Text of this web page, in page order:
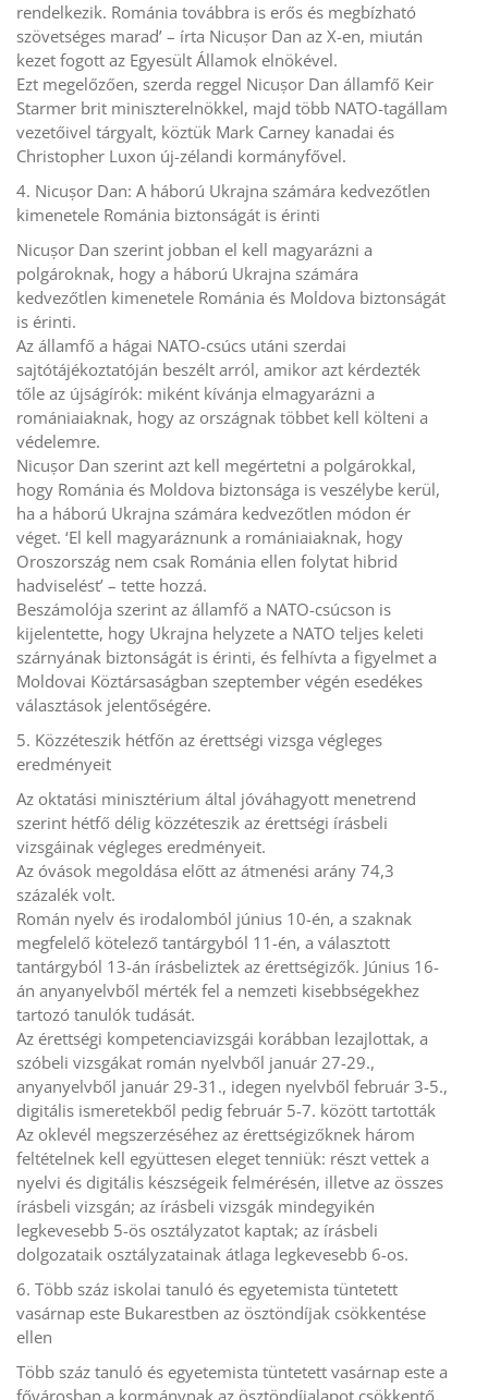
rendelkezik. Románia továbbra is erős és megbízható
szövetséges marad’ – írta Nicușor Dan az X-en, miután
kezet fogott az Egyesült Államok elnökével.
Ezt megelőzően, szerda reggel Nicușor Dan államfő Keir
Starmer brit miniszterelnökkel, majd több NATO-tagállam
vezetőivel tárgyalt, köztük Mark Carney kanadai és
Christopher Luxon új-zélandi kormányfővel.
4. Nicușor Dan: A háború Ukrajna számára kedvezőtlen
kimenetele Románia biztonságát is érinti
Nicușor Dan szerint jobban el kell magyarázni a
polgároknak, hogy a háború Ukrajna számára
kedvezőtlen kimenetele Románia és Moldova biztonságát
is érinti.
Az államfő a hágai NATO-csúcs utáni szerdai
sajtótájékoztatóján beszélt arról, amikor azt kérdezték
tőle az újságírók: miként kívánja elmagyarázni a
romániaiaknak, hogy az országnak többet kell költeni a
védelemre.
Nicușor Dan szerint azt kell megértetni a polgárokkal,
hogy Románia és Moldova biztonsága is veszélybe kerül,
ha a háború Ukrajna számára kedvezőtlen módon ér
véget. ‘El kell magyaráznunk a romániaiaknak, hogy
Oroszország nem csak Románia ellen folytat hibrid
hadviselést’ – tette hozzá.
Beszámolója szerint az államfő a NATO-csúcson is
kijelentette, hogy Ukrajna helyzete a NATO teljes keleti
szárnyának biztonságát is érinti, és felhívta a figyelmet a
Moldovai Köztársaságban szeptember végén esedékes
választások jelentőségére.
5. Közzéteszik hétfőn az érettségi vizsga végleges
eredményeit
Az oktatási minisztérium által jóváhagyott menetrend
szerint hétfő délig közzéteszik az érettségi írásbeli
vizsgáinak végleges eredményeit.
Az óvások megoldása előtt az átmenési arány 74,3
százalék volt.
Román nyelv és irodalomból június 10-én, a szaknak
megfelelő kötelező tantárgyból 11-én, a választott
tantárgyból 13-án írásbeliztek az érettségizők. Június 16-
án anyanyelvből mérték fel a nemzeti kisebbségekhez
tartozó tanulók tudását.
Az érettségi kompetenciavizsgái korábban lezajlottak, a
szóbeli vizsgákat román nyelvből január 27-29.,
anyanyelvből január 29-31., idegen nyelvből február 3-5.,
digitális ismeretekből pedig február 5-7. között tartották
Az oklevél megszerzéséhez az érettségizőknek három
feltételnek kell együttesen eleget tenniük: részt vettek a
nyelvi és digitális készségeik felmérésén, illetve az összes
írásbeli vizsgán; az írásbeli vizsgák mindegyikén
legkevesebb 5-ös osztályzatot kaptak; az írásbeli
dolgozataik osztályzatainak átlaga legkevesebb 6-os.
6. Több száz iskolai tanuló és egyetemista tüntetett
vasárnap este Bukarestben az ösztöndíjak csökkentése
ellen
Több száz tanuló és egyetemista tüntetett vasárnap este a
fővárosban a kormánynak az ösztöndíjalapot csökkentő